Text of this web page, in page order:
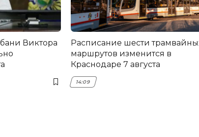
Виктора
Расписание шести
маршрутов изменится в
Краснодаре 7 августа
14:09